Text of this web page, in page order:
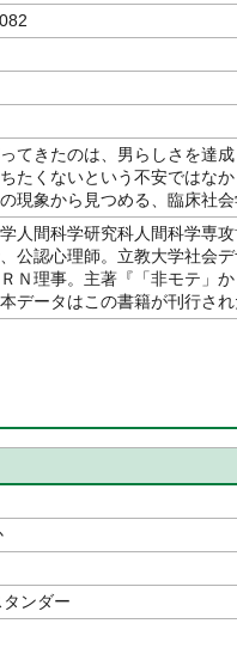
てきたのは、男らしさを達
たくないという不安ではな
の現象から見つめる、臨床社
人間科学研究科人間科学専
公認心理師。立教大学社会
Ｎ理事。主著『「非モテ」
データはこの書籍が刊行さ
ンダー